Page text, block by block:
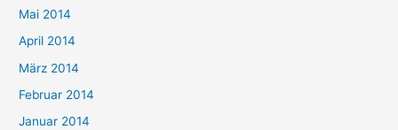
Mai 2014
April 2014
März 2014
Februar 2014
Januar 2014